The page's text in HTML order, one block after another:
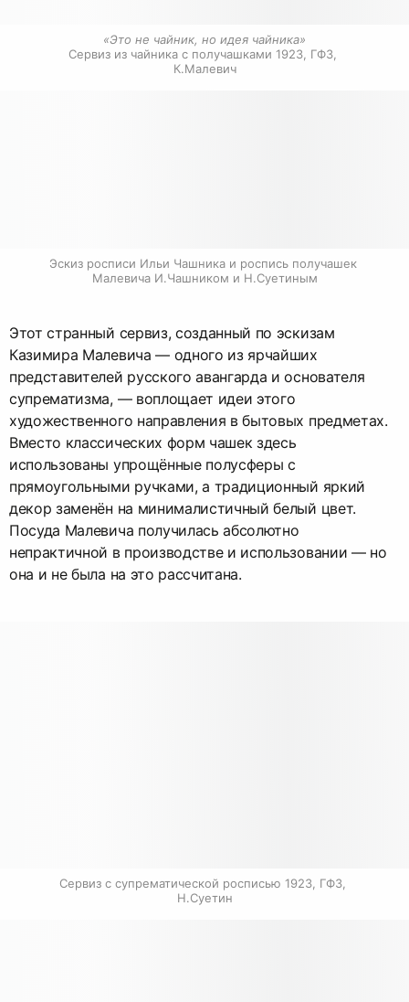
«Это не чайник, но идея чайника»
Сервиз из чайника с получашками 1923, ГФЗ,
К.Малевич
Эскиз росписи Ильи Чашника и роспись получашек
Малевича И.Чашником и Н.Суетиным
Этот странный сервиз, созданный по эскизам
Казимира Малевича — одного из ярчайших
представителей русского авангарда и основателя
супрематизма, — воплощает идеи этого
художественного направления в бытовых предметах.
Вместо классических форм чашек здесь
использованы упрощённые полусферы с
прямоугольными ручками, а традиционный яркий
декор заменён на минималистичный белый цвет.
Посуда Малевича получилась абсолютно
непрактичной в производстве и использовании — но
она и не была на это рассчитана.
Сервиз с супрематической росписью 1923, ГФЗ,
Н.Суетин